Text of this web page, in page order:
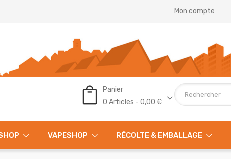
Mon compte
Panier
0 Articles - 0,00 €
VAPESHOP RÉCOLTE & EMBALLAGE